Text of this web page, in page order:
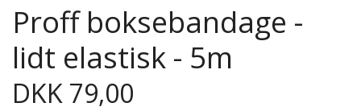
Proff boksebandage -
lidt elastisk - 5m
DKK 79,00